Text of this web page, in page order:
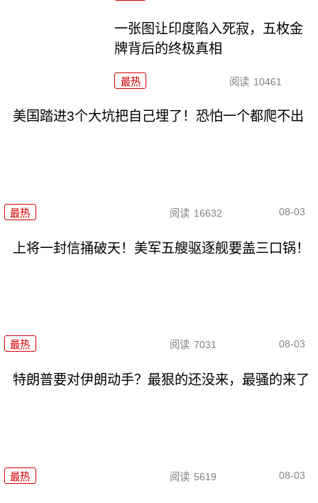
一张图让印度陷入死寂，五枚金
牌背后的终极真相
最热 阅读 10461
美国踏进3个大坑把自己埋了！恐怕一个都爬不出
最热 阅读 16632 08-03
上将一封信捅破天！美军五艘驱逐舰要盖三口锅！
最热 阅读 7031 08-03
特朗普要对伊朗动手？最狠的还没来，最骚的来了
最热 阅读 5619 08-03